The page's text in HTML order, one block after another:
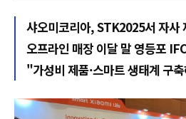
샤오미코리아, STK2025서 자사
오프라인 매장 이달 말 영등포
"가성비 제품·스마트 생태계 구